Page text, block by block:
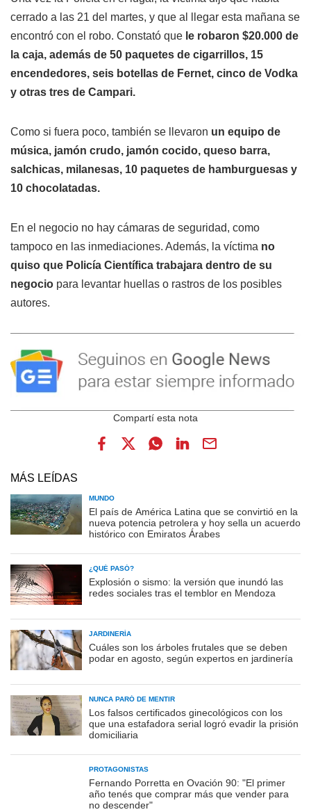
cerrado a las 21 del martes, y que al llegar esta mañana se
encontró con el robo. Constató que le robaron $20.000 de
la caja, además de 50 paquetes de cigarrillos, 15
encendedores, seis botellas de Fernet, cinco de Vodka
y otras tres de Campari.
Como si fuera poco, también se llevaron un equipo de
música, jamón crudo, jamón cocido, queso barra,
salchicas, milanesas, 10 paquetes de hamburguesas y
10 chocolatadas.
En el negocio no hay cámaras de seguridad, como
tampoco en las inmediaciones. Además, la víctima no
quiso que Policía Científica trabajara dentro de su
negocio para levantar huellas o rastros de los posibles
autores.
MÁS LEÍDAS
MUNDO
El país de América Latina que se convirtió en la
nueva potencia petrolera y hoy sella un acuerdo
histórico con Emiratos Árabes
¿QUÉ PASÓ?
Explosión o sismo: la versión que inundó las
redes sociales tras el temblor en Mendoza
JARDINERÍA
Cuáles son los árboles frutales que se deben
podar en agosto, según expertos en jardinería
NUNCA PARÓ DE MENTIR
Los falsos certificados ginecológicos con los
que una estafadora serial logró evadir la prisión
domiciliaria
PROTAGONISTAS
Fernando Porretta en Ovación 90: "El primer
año tenés que comprar más que vender para
no descender"